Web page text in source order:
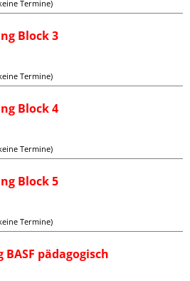
Termine)
Block 3
Termine)
Block 4
Termine)
Block 5
Termine)
pädagogisch